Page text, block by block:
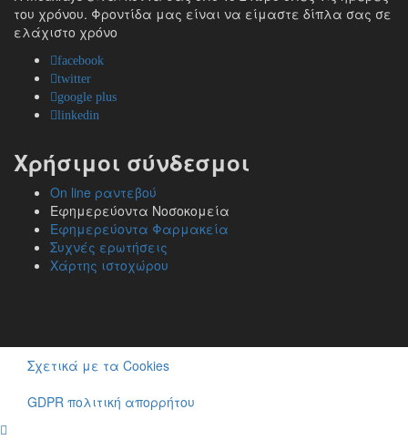
του χρόνου. Φροντίδα μας είναι να είμαστε δίπλα σας σε
ελάχιστο χρόνο
facebook
twitter
google plus
linkedin
Χρήσιμοι σύνδεσμοι
On line ραντεβού
Εφημερεύοντα Νοσοκομεία
Εφημερεύοντα Φαρμακεία
Συχνές ερωτήσεις
Χάρτης ιστοχώρου
Σχετικά με τα Cookies
GDPR πολιτική απορρήτου